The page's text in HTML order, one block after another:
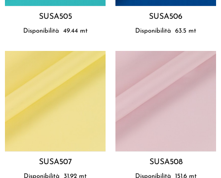
SUSA505
Disponibilità 49.44 mt
SUSA506
Disponibilità 63.5 mt
SUSA507
Disponibilità 31.92 mt
SUSA508
Disponibilità 151.6 mt